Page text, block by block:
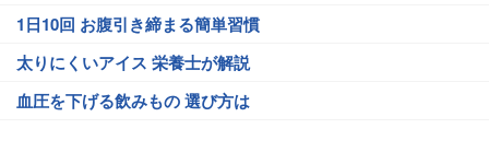
1日10回 お腹引き締まる簡単習慣
太りにくいアイス 栄養士が解説
血圧を下げる飲みもの 選び方は